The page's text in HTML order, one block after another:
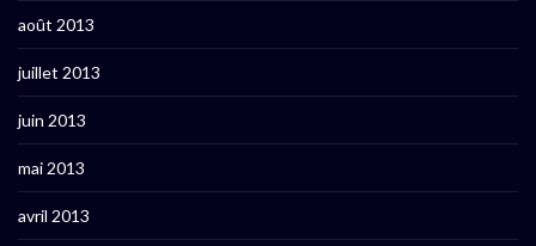
août 2013
juillet 2013
juin 2013
mai 2013
avril 2013